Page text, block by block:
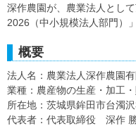
深作農園が、農業法人とし
2026（中小規模法人部門）
概要
法人名：農業法人深作農園
業種：農産物の生産・加工
所在地：茨城県鉾田市台濁沢
代表者：代表取締役 深作